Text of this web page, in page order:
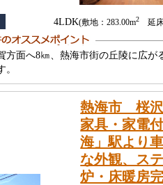
4LDK(敷地：283.00m2 延床
方面へ8㎞、熱海市街の丘陵に広
熱海市 桜
家具・家電
海」駅より
な外観、ス
炉・床暖房